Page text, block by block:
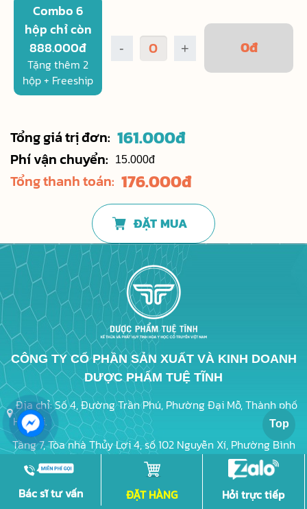
Combo 6
hộp chỉ còn
888.000đ
Tặng thêm 2
hộp + Freeship
- + 0đ
Tổng giá trị đơn: 161.000đ
Phí vận chuyển: 15.000đ
Tổng thanh toán: 176.000đ
ĐẶT MUA
CÔNG TY CỔ PHẦN SẢN XUẤT VÀ KINH DOANH
DƯỢC PHẨM TUỆ TĨNH
Địa chỉ: Số 4, Đường Trần Phú, Phường Đại Mỗ, Thành phố
Hà Nội.
Tầng 7, Tòa nhà Thủy Lợi 4, số 102 Nguyễn Xí, Phường Bình
Thạnh, TP. HCM.
Hotline: 1800 2295 (Tổng đài miễn cước)
Bác sĩ tư vấn ĐẶT HÀNG Hỏi trực tiếp